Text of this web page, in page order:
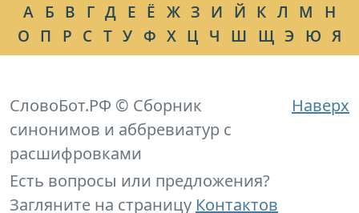
А Б В Г Д Е Ё Ж З И Й К Л М
Н
О П Р С Т У Ф Х Ц Ч Ш Щ Э Ю Я
Наверх
СловоБот.РФ © Сборник
синонимов и аббревиатур с
расшифровками
Есть вопросы или предложения?
Загляните на страницу Контактов